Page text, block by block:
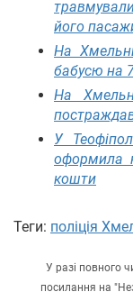
його
На
бабусю на
На
У
оформила
кошти
Теги: поліція
У разі повного
посилання на